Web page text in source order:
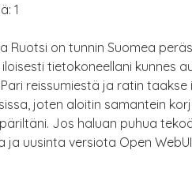
1
Ruotsi on tunnin Suomea
tietokoneellani kunnes
reissumiestä ja ratin taakse
joten aloitin samantein
Jos haluan puhua
ja uusinta versiota Open